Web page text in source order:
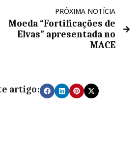
PRÓXIMA NOTÍCIA
Moeda “Fortificações de
Elvas” apresentada no
MACE
artigo: